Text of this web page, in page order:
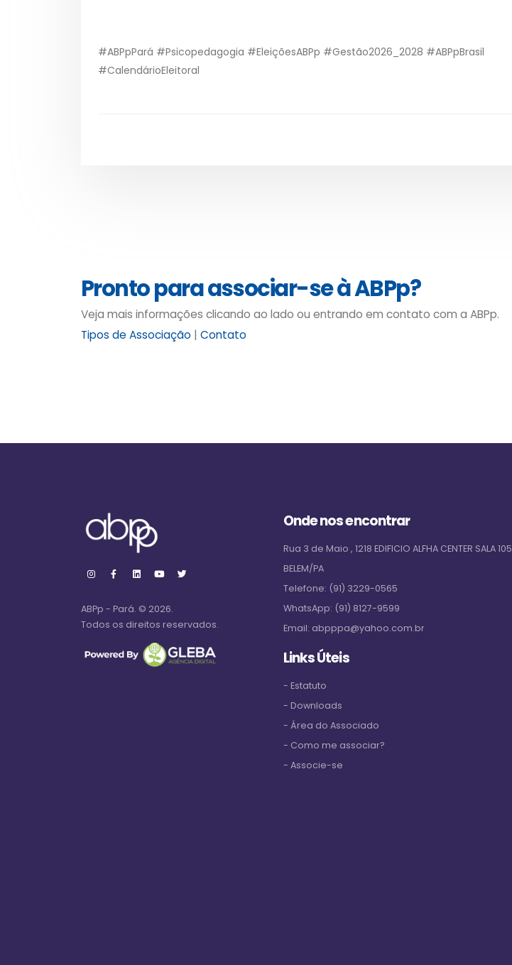
#ABPpPará #Psicopedagogia #EleiçõesABPp #Gestão2026_2028 #ABPpBrasil
#CalendárioEleitoral
Pronto para associar-se à ABPp?
Veja mais informações clicando ao lado ou entrando em contato com a ABPp.
Tipos de Associação | Contato
ABPp - Pará. © 2026.
Todos os direitos reservados.
Onde nos encontrar
Rua 3 de Maio , 1218 EDIFICIO ALFHA CENTER SALA 105
BELEM/PA
Telefone: (91) 3229-0565
WhatsApp: (91) 8127-9599
Email: abpppa@yahoo.com.br
Links Úteis
- Estatuto
- Downloads
- Área do Associado
- Como me associar?
- Associe-se